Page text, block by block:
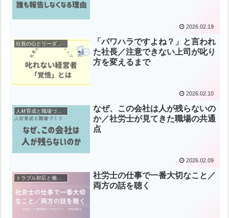
2026.02.19
社長の心とリーダーシップ
「パワハラですよね？」と言われ
た社長／注意できない上司が叱り
方を変えるまで
2026.02.10
人材育成と職場づくり
なぜ、この会社は人が残らないの
か／社労士が見てきた職場の共通
点
2026.02.09
トラブル対応と働き方の知恵
社労士の仕事で一番大切なこと／
両方の話を聴く